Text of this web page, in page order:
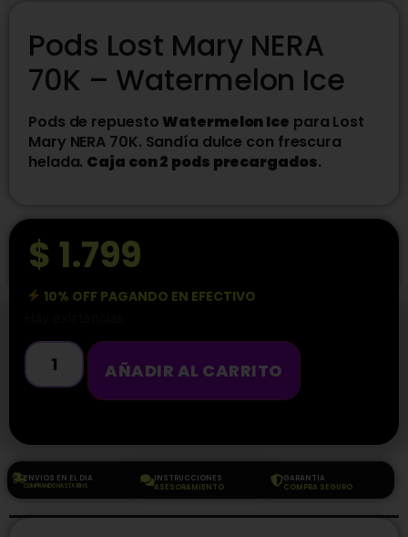
Pods Lost Mary NERA
70K – Watermelon Ice
Pods de repuesto Watermelon Ice para Lost
Mary NERA 70K. Sandía dulce con frescura
helada. Caja con 2 pods precargados.
$ 1.799
10% OFF PAGANDO EN EFECTIVO
AÑADIR AL CARRITO
ENVIOS EN EL DIA
COMPRANDO HASTA 18HS
INSTRUCCIONES
ASESORAMIENTO
GARANTIA
COMPRA SEGURO